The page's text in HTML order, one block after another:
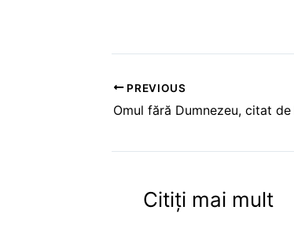
PREVIOUS
Omul fără Dumnezeu, citat de
Citiți mai mult